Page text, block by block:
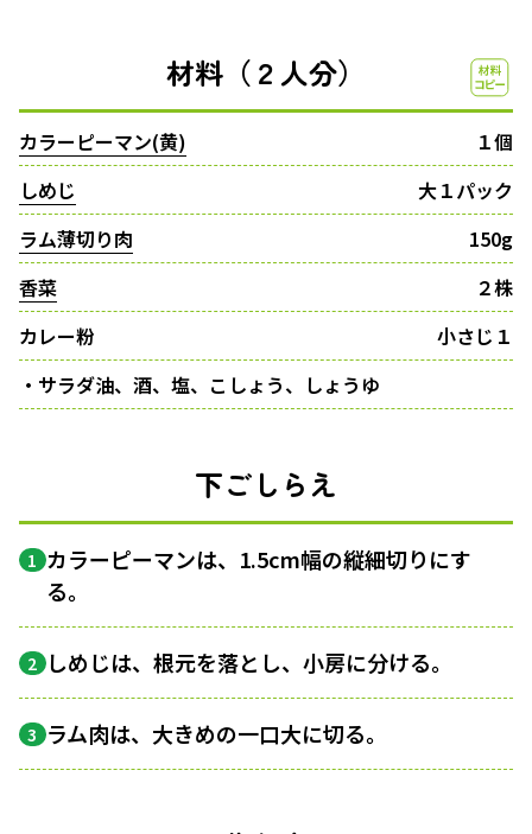
材料（２人分）
カラーピーマン(黄)
１個
しめじ
大１パック
ラム薄切り肉
150g
香菜
２株
カレー粉
小さじ１
・サラダ油、酒、塩、こしょう、しょうゆ
下ごしらえ
1 カラーピーマンは、1.5cm幅の縦細切りにす
る。
2 しめじは、根元を落とし、小房に分ける。
3 ラム肉は、大きめの一口大に切る。